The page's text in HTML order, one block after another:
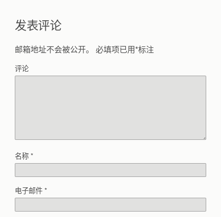
发表评论
邮箱地址不会被公开。 必填项已用*标注
评论
名称*
电子邮件*